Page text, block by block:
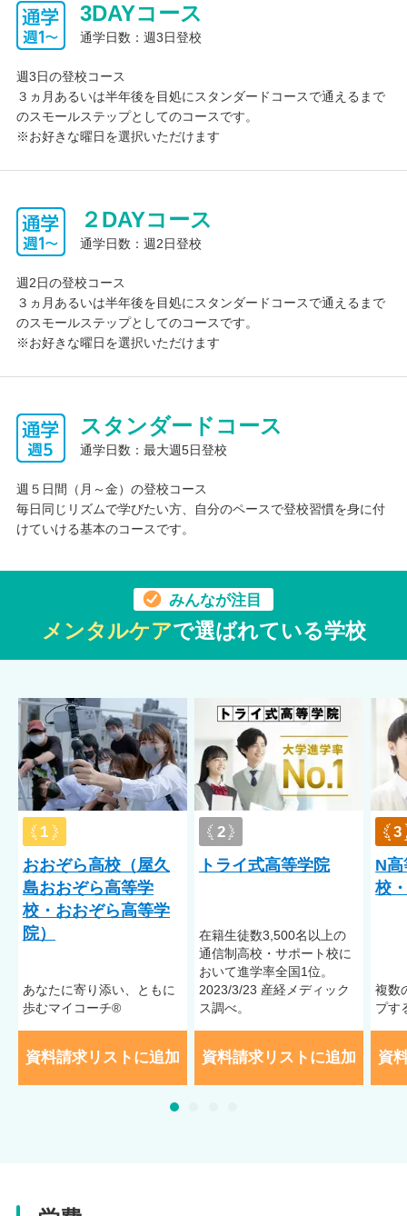
3DAYコース
通学日数：週3日登校
週3日の登校コース
３ヵ月あるいは半年後を目処にスタンダードコースで通えるまで
のスモールステップとしてのコースです。
※お好きな曜日を選択いただけます
２DAYコース
通学日数：週2日登校
週2日の登校コース
３ヵ月あるいは半年後を目処にスタンダードコースで通えるまで
のスモールステップとしてのコースです。
※お好きな曜日を選択いただけます
スタンダードコース
通学日数：最大週5日登校
週５日間（月～金）の登校コース
毎日同じリズムで学びたい方、自分のペースで登校習慣を身に付
けていける基本のコースです。
みんなが注目
メンタルケアで選ばれている学校
1
おおぞら高校（屋久
島おおぞら高等学
校・おおぞら高等学
院）
あなたに寄り添い、ともに
歩むマイコーチ®
資料請求リストに追加
2
トライ式高等学院
在籍⽣徒数3,500名以上の
通信制⾼校・サポート校に
おいて進学率全国1位。
2023/3/23 産経メディック
ス調べ。
資料請求リストに追加
3
N
校
複数
プす
資